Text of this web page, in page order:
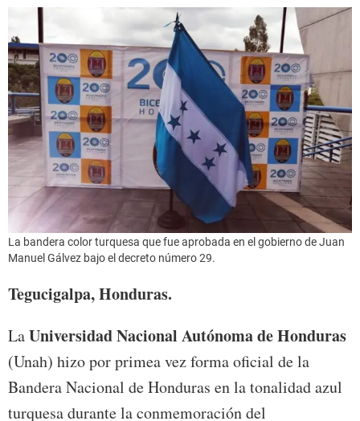
La bandera color turquesa que fue aprobada en el gobierno de Juan
Manuel Gálvez bajo el decreto número 29.
Tegucigalpa, Honduras.
LaUniversidad Nacional Autónoma de Honduras
(Unah) hizo por primea vez forma oficial de la
Bandera Nacional de Honduras en la tonalidad azul
turquesa durante la conmemoración del